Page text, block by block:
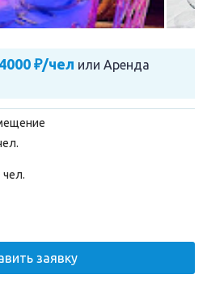
₽/чел или Аренда
чел.
заявку